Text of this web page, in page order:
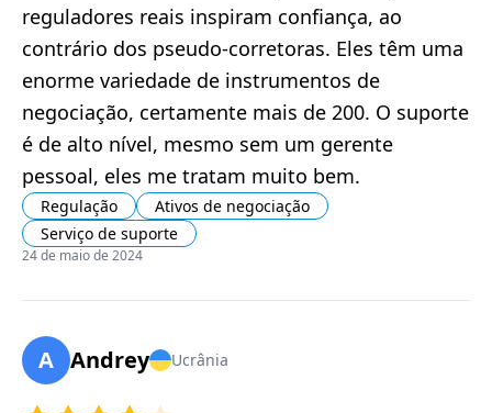
reguladores reais inspiram confiança, ao
contrário dos pseudo-corretoras. Eles têm uma
enorme variedade de instrumentos de
negociação, certamente mais de 200. O suporte
é de alto nível, mesmo sem um gerente
pessoal, eles me tratam muito bem.
Regulação
Ativos de negociação
Serviço de suporte
24 de maio de 2024
A Andrey Ucrânia